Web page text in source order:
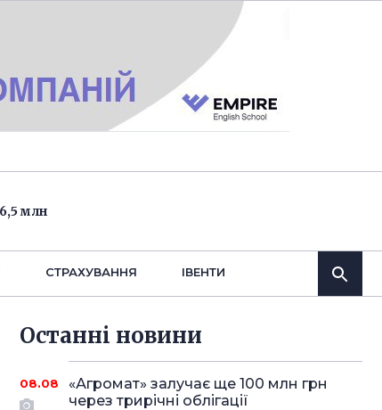
млн
СТРАХУВАННЯ IВЕНТИ
Останнi новини
08.08
«Агромат» залучає ще 100 млн грн
через трирічні облігації